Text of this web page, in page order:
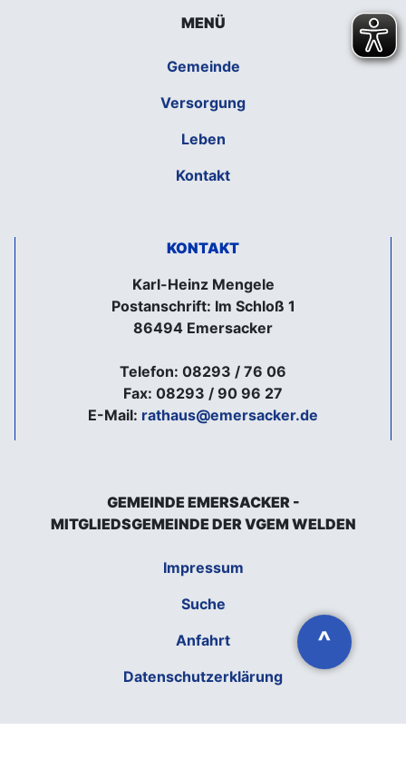
^
MENÜ
Gemeinde
Versorgung
Leben
Kontakt
KONTAKT
Karl-Heinz Mengele
Postanschrift: Im Schloß 1
86494 Emersacker
Telefon: 08293 / 76 06
Fax: 08293 / 90 96 27
E-Mail: rathaus@emersacker.de
GEMEINDE EMERSACKER -
MITGLIEDSGEMEINDE DER VGEM WELDEN
Impressum
Suche
Anfahrt
Datenschutzerklärung